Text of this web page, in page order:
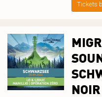
Tickets
NOIR